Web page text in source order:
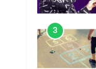
3